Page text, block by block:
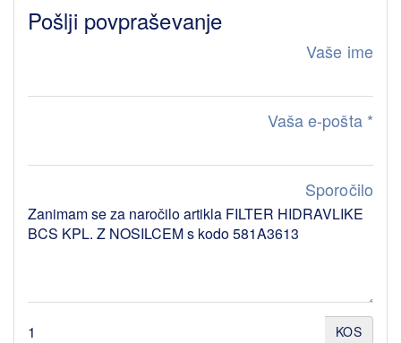
Pošlji povpraševanje
Vaše ime
Vaša e-pošta *
Sporočilo
KOS